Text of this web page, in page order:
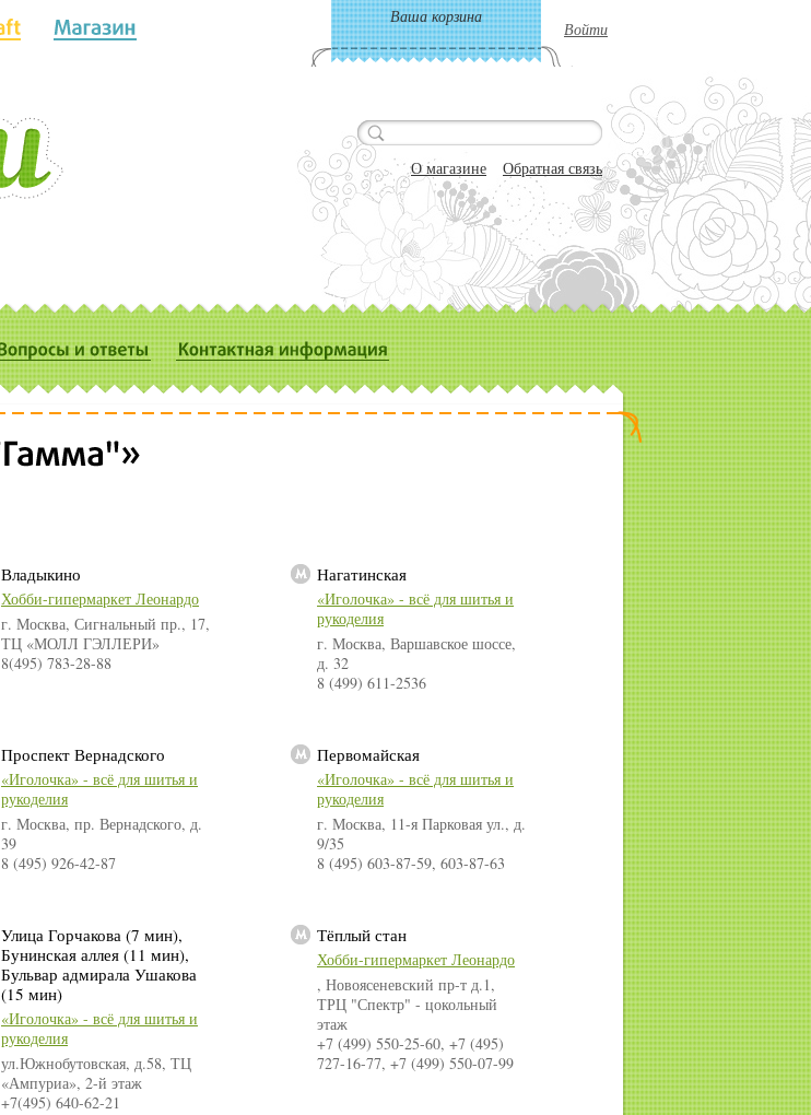
Ваша корзина
Войти
О магазине Обратная связь
Владыкино
Хобби-гипермаркет Леонардо
г. Москва, Сигнальный пр., 17,
ТЦ «МОЛЛ ГЭЛЛЕРИ»
8(495) 783-28-88
Нагатинская
«Иголочка» - всё для шитья и
рукоделия
г. Москва, Варшавское шоссе,
д. 32
8 (499) 611-2536
Проспект Вернадского
«Иголочка» - всё для шитья и
рукоделия
г. Москва, пр. Вернадского, д.
39
8 (495) 926-42-87
Первомайская
«Иголочка» - всё для шитья и
рукоделия
г. Москва, 11-я Парковая ул., д.
9/35
8 (495) 603-87-59, 603-87-63
Улица Горчакова (7 мин),
Бунинская аллея (11 мин),
Бульвар адмирала Ушакова
(15 мин)
«Иголочка» - всё для шитья и
рукоделия
ул.Южнобутовская, д.58, ТЦ
«Ампуриа», 2-й этаж
+7(495) 640-62-21
Тёплый стан
Хобби-гипермаркет Леонардо
, Новоясеневский пр-т д.1,
ТРЦ "Спектр" - цокольный
этаж
+7 (499) 550-25-60, +7 (495)
727-16-77, +7 (499) 550-07-99